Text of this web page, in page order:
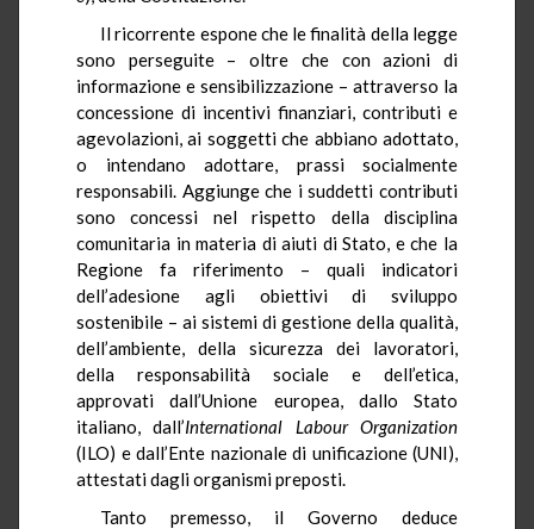
Il ricorrente espone che le finalità della legge
sono perseguite – oltre che con azioni di
informazione e sensibilizzazione – attraverso la
concessione di incentivi finanziari, contributi e
agevolazioni, ai soggetti che abbiano adottato,
o intendano adottare, prassi socialmente
responsabili. Aggiunge che i suddetti contributi
sono concessi nel rispetto della disciplina
comunitaria in materia di aiuti di Stato, e che la
Regione fa riferimento – quali indicatori
dell’adesione agli obiettivi di sviluppo
sostenibile – ai sistemi di gestione della qualità,
dell’ambiente, della sicurezza dei lavoratori,
della responsabilità sociale e dell’etica,
approvati dall’Unione europea, dallo Stato
italiano, dall’International Labour Organization
(ILO) e dall’Ente nazionale di unificazione (UNI),
attestati dagli organismi preposti.
Tanto premesso, il Governo deduce